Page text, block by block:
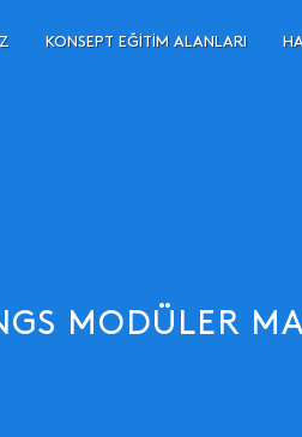
KONSEPT EĞITIM ALANLARI
MODÜLER